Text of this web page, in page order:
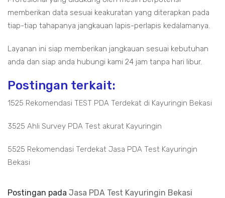
memberikan data sesuai keakuratan yang diterapkan pada
tiap-tiap tahapanya jangkauan lapis-perlapis kedalamanya.
Layanan ini siap memberikan jangkauan sesuai kebutuhan
anda dan siap anda hubungi kami 24 jam tanpa hari libur.
Postingan terkait:
1525 Rekomendasi TEST PDA Terdekat di Kayuringin Bekasi
3525 Ahli Survey PDA Test akurat Kayuringin
5525 Rekomendasi Terdekat Jasa PDA Test Kayuringin
Bekasi
Postingan pada Jasa PDA Test Kayuringin Bekasi